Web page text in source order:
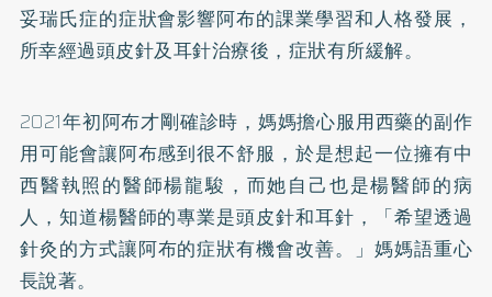
妥瑞氏症的症狀會影響阿布的課業學習和人格發展，
所幸經過頭皮針及耳針治療後，症狀有所緩解。
2021年初阿布才剛確診時，媽媽擔心服用西藥的副作
用可能會讓阿布感到很不舒服，於是想起一位擁有中
西醫執照的醫師楊龍駿，而她自己也是楊醫師的病
人，知道楊醫師的專業是頭皮針和耳針，「希望透過
針灸的方式讓阿布的症狀有機會改善。」媽媽語重心
長說著。